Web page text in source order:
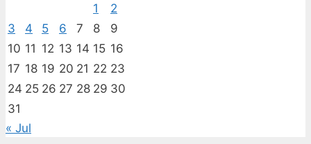
1
2
3
4 5 6 7 8
9
10 11 12 13 14 15 16
17 18 19 20 21 22 23
24 25 26 27 28 29 30
31
« Jul